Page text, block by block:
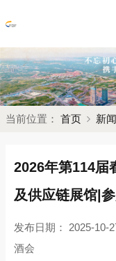
当前位置： 首页 新
2026年第114届
及供应链展馆|
发布日期： 2025-10-
酒会